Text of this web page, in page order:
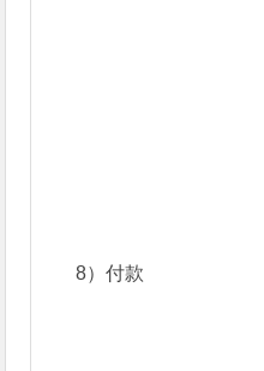
8）付款